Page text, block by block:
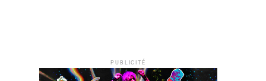
PUBLICITÉ